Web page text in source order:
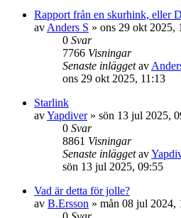
Rapport från en skurhink, eller
av Anders S » ons 29 okt 2025,
0 Svar
7766 Visningar
Senaste inläggetav
ons 29 okt 2025, 11:13
Starlink
avYapdiver» sön 13 jul 2025,
0 Svar
8861 Visningar
Senaste inläggetav
sön 13 jul 2025, 09:55
Vad är detta för jolle?
av B.Ersson » mån 08 jul 2024,